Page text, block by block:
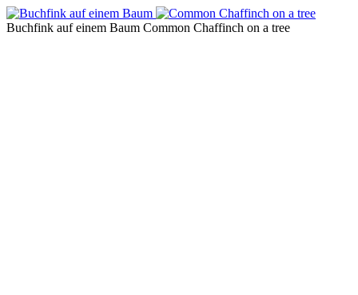
Buchfink auf einem Baum Common Chaffinch on a tree